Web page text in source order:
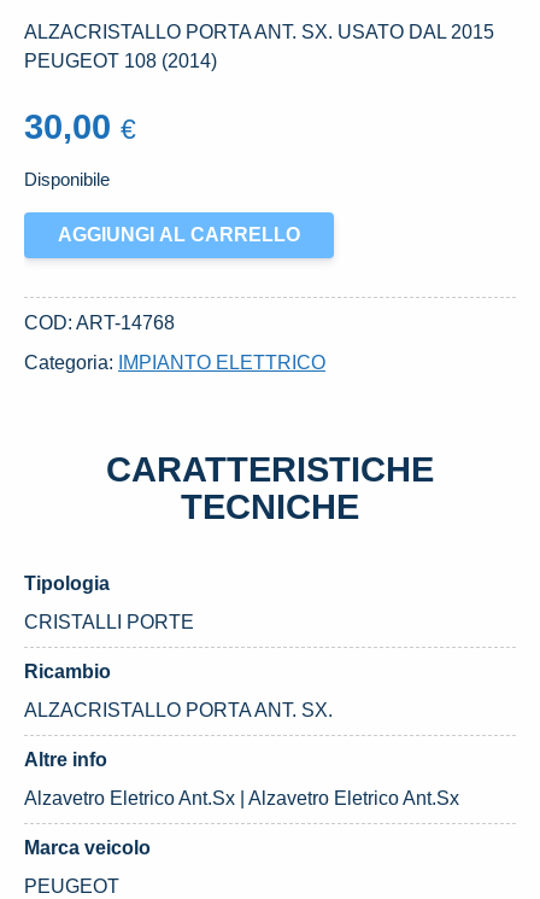
ALZACRISTALLO PORTA ANT. SX. USATO DAL 2015
PEUGEOT 108 (2014)
30,00 €
Disponibile
ALZACRISTALLO
PORTA
SX.
AGGIUNGI AL CARRELLO
COD: ART-14768
Categoria:
IMPIANTO ELETTRICO
CARATTERISTICHE
TECNICHE
Tipologia
CRISTALLI PORTE
Ricambio
ALZACRISTALLO PORTA ANT. SX.
Altre info
Alzavetro Eletrico Ant.Sx | Alzavetro Eletrico Ant.Sx
Marca veicolo
PEUGEOT